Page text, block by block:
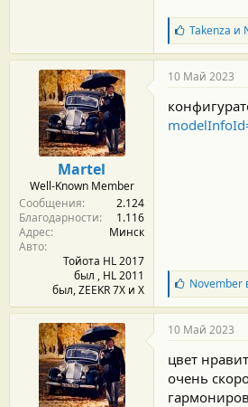
Б
л
а
г
о
д
а
р
Takenza и
Martel
Well-Known Member
Сообщения
2.124
Благодарности
1.116
Адрес
Минск
Авто
Тойота HL 2017
был , HL 2011
был, ZEEKR 7X и Х
10 Май 2023
Б
л
а
г
о
д
а
р
н
November
10 Май 2023
цвет
очень